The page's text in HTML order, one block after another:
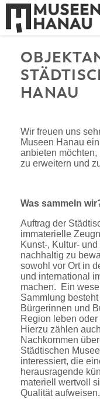
Start Sammlung
HANAU
Wir freuen uns
Museen Hanau
anbieten
zu erweitern und
Was sammeln
Auftrag der
immaterielle
Kunst-, Kultur-
nachhaltig zu
sowohl vor Ort in
und international
machen. Ein
Sammlung
Bürgerinnen und
Region leben
Hierzu zählen
Nachkommen
Städtischen
interessiert, die
herausragende
materiell wertvoll
Qualität aufweisen.